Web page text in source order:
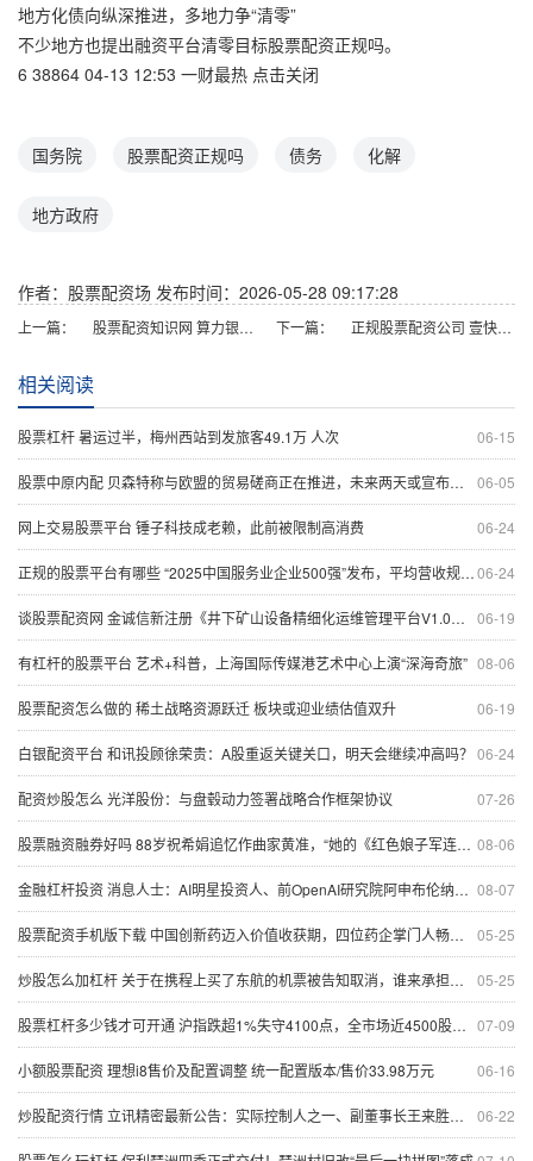
地方化债向纵深推进，多地力争“清零”
不少地方也提出融资平台清零目标股票配资正规吗。
6 38864 04-13 12:53 一财最热 点击关闭
国务院 股票配资正规吗 债务 化解
地方政府
作者：股票配资场 发布时间：2026-05-28 09:17:28
上一篇： 股票配资知识网 算力银行、算力超市来了，利好中小企业 下一篇： 正规股票配资公司 壹快评｜监管别总靠“舆论倒逼”
相关阅读
06-15
股票杠杆 暑运过半，梅州西站到发旅客49.1万 人次
06-05
股票中原内配 贝森特称与欧盟的贸易磋商正在推进，未来两天或宣布重大消息，比特币涨幅扩大
06-24
网上交易股票平台 锤子科技成老赖，此前被限制高消费
06-24
正规的股票平台有哪些 “2025中国服务业企业500强”发布，平均营收规模首破千亿元
06-19
谈股票配资网 金诚信新注册《井下矿山设备精细化运维管理平台V1.0》项目的软件著作权
08-06
有杠杆的股票平台 艺术+科普，上海国际传媒港艺术中心上演“深海奇旅”
06-19
股票配资怎么做的 稀土战略资源跃迁 板块或迎业绩估值双升
06-24
白银配资平台 和讯投顾徐荣贵：A股重返关键关口，明天会继续冲高吗？
07-26
配资炒股怎么 光洋股份：与盘毂动力签署战略合作框架协议
08-06
股票融资融券好吗 88岁祝希娟追忆作曲家黄准，“她的《红色娘子军连歌》永远响彻神州大地”
08-07
金融杠杆投资 消息人士：AI明星投资人、前OpenAI研究院阿申布伦纳遭遇巨额亏损 正在大规模平仓交易
05-25
股票配资手机版下载 中国创新药迈入价值收获期，四位药企掌门人畅谈机遇、破解难点
05-25
炒股怎么加杠杆 关于在携程上买了东航的机票被告知取消，谁来承担损失？
07-09
股票杠杆多少钱才可开通 沪指跌超1%失守4100点，全市场近4500股收绿，白酒等消费股逆势拉升
06-16
小额股票配资 理想i8售价及配置调整 统一配置版本/售价33.98万元
06-22
炒股配资行情 立讯精密最新公告：实际控制人之一、副董事长王来胜增持完成 累计增持金额2亿元